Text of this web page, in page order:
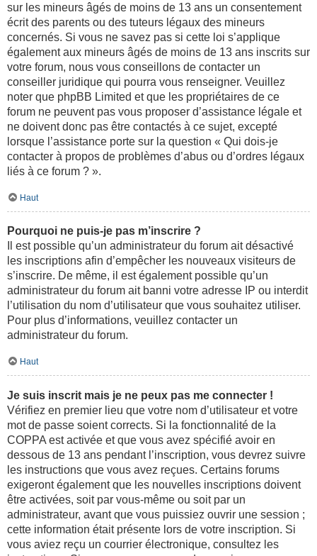
sur les mineurs âgés de moins de 13 ans un consentement
écrit des parents ou des tuteurs légaux des mineurs
concernés. Si vous ne savez pas si cette loi s’applique
également aux mineurs âgés de moins de 13 ans inscrits sur
votre forum, nous vous conseillons de contacter un
conseiller juridique qui pourra vous renseigner. Veuillez
noter que phpBB Limited et que les propriétaires de ce
forum ne peuvent pas vous proposer d’assistance légale et
ne doivent donc pas être contactés à ce sujet, excepté
lorsque l’assistance porte sur la question « Qui dois-je
contacter à propos de problèmes d’abus ou d’ordres légaux
liés à ce forum ? ».
Haut
Pourquoi ne puis-je pas m’inscrire ?
Il est possible qu’un administrateur du forum ait désactivé
les inscriptions afin d’empêcher les nouveaux visiteurs de
s’inscrire. De même, il est également possible qu’un
administrateur du forum ait banni votre adresse IP ou interdit
l’utilisation du nom d’utilisateur que vous souhaitez utiliser.
Pour plus d’informations, veuillez contacter un
administrateur du forum.
Haut
Je suis inscrit mais je ne peux pas me connecter !
Vérifiez en premier lieu que votre nom d’utilisateur et votre
mot de passe soient corrects. Si la fonctionnalité de la
COPPA est activée et que vous avez spécifié avoir en
dessous de 13 ans pendant l’inscription, vous devrez suivre
les instructions que vous avez reçues. Certains forums
exigeront également que les nouvelles inscriptions doivent
être activées, soit par vous-même ou soit par un
administrateur, avant que vous puissiez ouvrir une session ;
cette information était présente lors de votre inscription. Si
vous aviez reçu un courrier électronique, consultez les